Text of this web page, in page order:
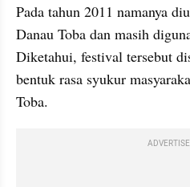
Pada tahun 2011 namanya
Danau Toba dan masih
Diketahui, festival tersebut
bentuk rasa syukur
Toba.